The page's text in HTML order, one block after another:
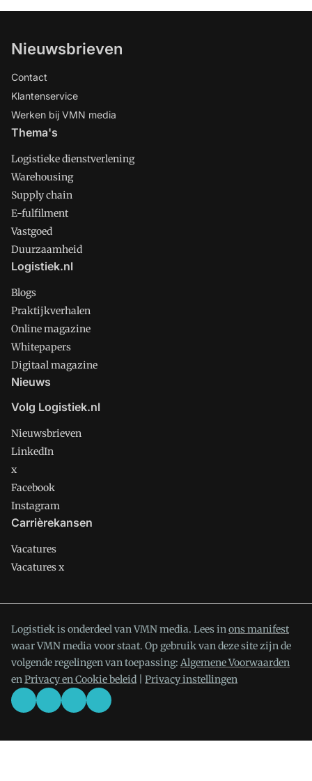
Nieuwsbrieven
Contact
Klantenservice
Werken bij VMN media
Thema's
Logistieke dienstverlening
Warehousing
Supply chain
E-fulfilment
Vastgoed
Duurzaamheid
Logistiek.nl
Blogs
Praktijkverhalen
Online magazine
Whitepapers
Digitaal magazine
Nieuws
Volg Logistiek.nl
Nieuwsbrieven
LinkedIn
x
Facebook
Instagram
Carrièrekansen
Vacatures
Vacatures x
Logistiek is onderdeel van VMN media. Lees inons manifest
waar VMN media voor staat. Op gebruik van deze site zijn de
volgende regelingen van toepassing: Algemene Voorwaarden
enPrivacy en Cookie beleid Privacy instellingen